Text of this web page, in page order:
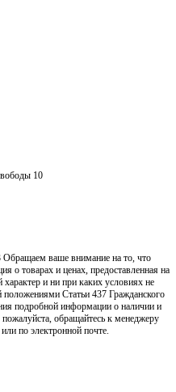
10
ваше внимание на то, что
о товарах и ценах, предоставленная на
и ни при каких условиях не
Статьи 437 Гражданского
подробной информации о наличии и
обращайтесь к менеджеру
по электронной почте.